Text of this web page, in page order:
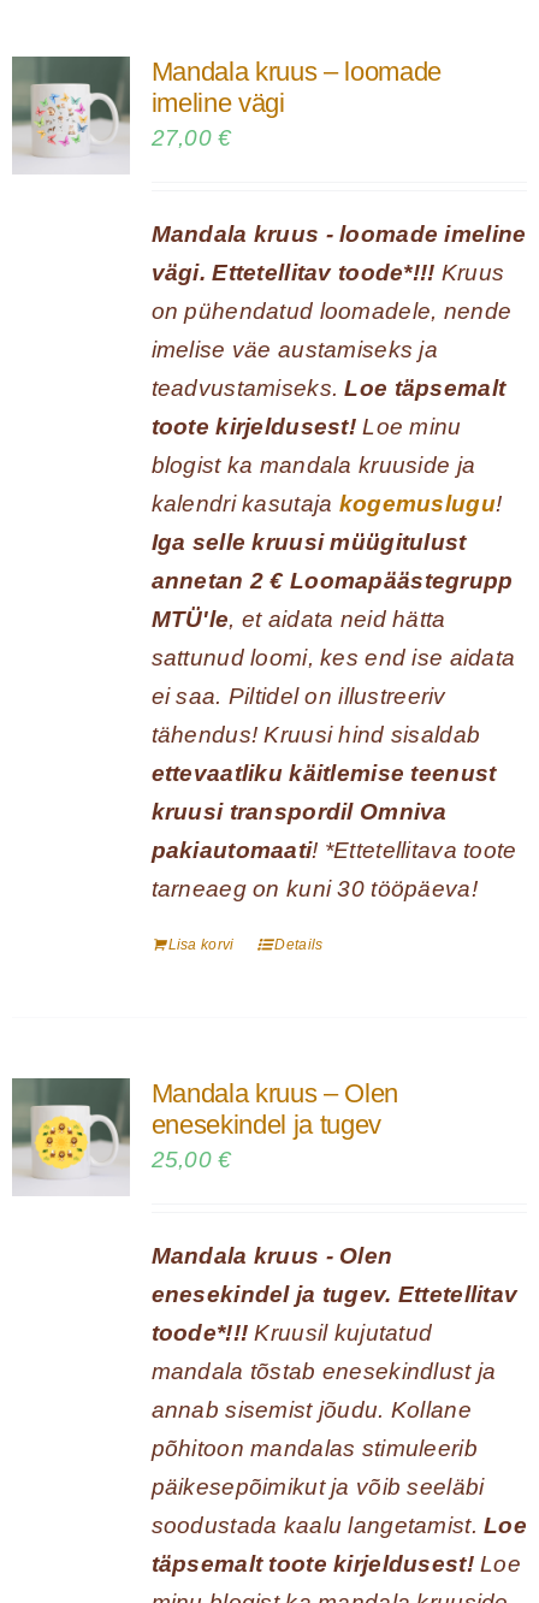
Mandala kruus – loomade
imeline vägi
27,00€
Mandala kruus - loomade imeline
vägi. Ettetellitav toode*!!! Kruus
on pühendatud loomadele, nende
imelise väe austamiseks ja
teadvustamiseks.Loe täpsemalt
toote kirjeldusest!Loe minu
blogist ka mandala kruuside ja
kalendri kasutaja kogemuslugu!
Iga selle kruusi müügitulust
annetan 2 € Loomapäästegrupp
MTÜ'le, et aidata neid hätta
sattunud loomi, kes end ise aidata
ei saa. Piltidel on illustreeriv
tähendus! Kruusi hind sisaldab
ettevaatliku käitlemise teenust
kruusi transpordil Omniva
pakiautomaati! *Ettetellitava toote
tarneaeg on kuni 30 tööpäeva!
Lisa korvi Details
Mandala kruus – Olen
enesekindel ja tugev
25,00€
Mandala kruus - Olen
enesekindel ja tugev. Ettetellitav
toode*!!! Kruusil kujutatud
mandala tõstab enesekindlust ja
annab sisemist jõudu. Kollane
põhitoon mandalas stimuleerib
päikesepõimikut ja võib seeläbi
soodustada kaalu langetamist.Loe
täpsemalt toote kirjeldusest!Loe